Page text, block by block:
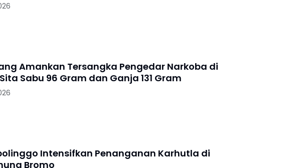
Amankan Tersangka Pengedar Narkoba di
Sabu 96 Gram dan Ganja 131 Gram
Intensifkan Penanganan Karhutla di
Bromo